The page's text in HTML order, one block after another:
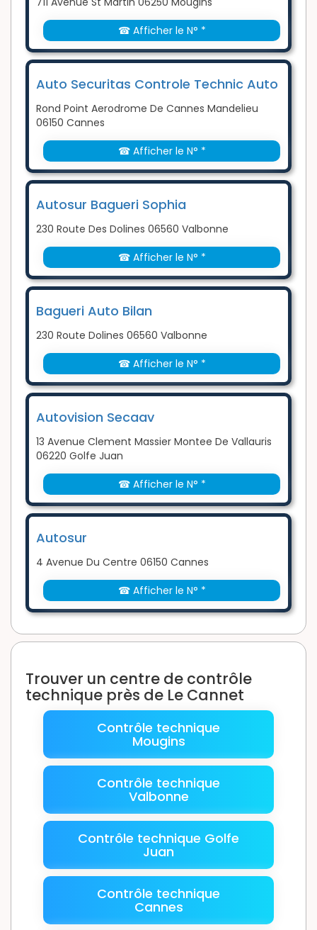
☎ Afficher le N° *
Auto Securitas Controle Technic Auto
Rond Point Aerodrome De Cannes Mandelieu
06150 Cannes
☎ Afficher le N° *
Autosur Bagueri Sophia
230 Route Des Dolines 06560 Valbonne
☎ Afficher le N° *
Bagueri Auto Bilan
230 Route Dolines 06560 Valbonne
☎ Afficher le N° *
Autovision Secaav
13 Avenue Clement Massier Montee De Vallauris
06220 Golfe Juan
☎ Afficher le N° *
Autosur
4 Avenue Du Centre 06150 Cannes
☎ Afficher le N° *
Trouver un centre de contrôle
technique près de Le Cannet
Contrôle technique
Mougins
Contrôle technique
Valbonne
Contrôle technique Golfe
Juan
Contrôle technique
Cannes